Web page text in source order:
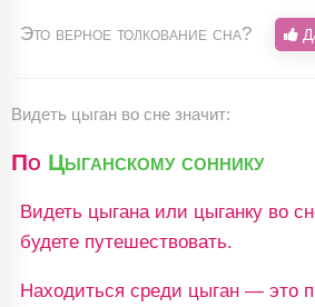
Это верное толкование сна?
Видеть цыган во сне значит:
По Цыганскому соннику
Видеть цыгана или цыганку во
будете путешествовать.
Находиться среди цыган — это